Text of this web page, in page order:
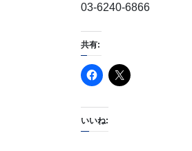
03-6240-6866
共有:
いいね: